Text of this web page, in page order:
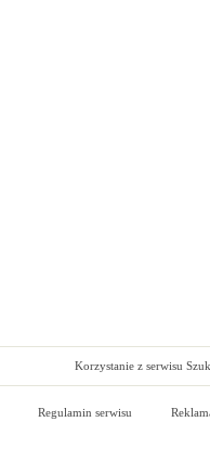
Korzystanie z serwisu
Regulamin serwisu